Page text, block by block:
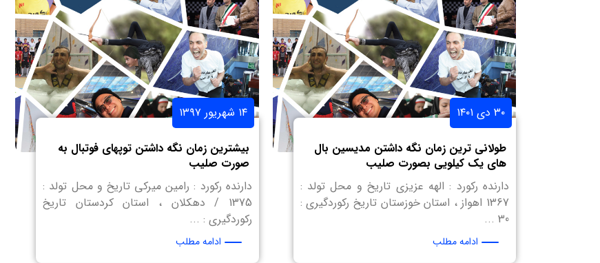
۳۰ دی ۱۴۰۱
طولانی ترین زمان نگه داشتن مدیسین بال
های یک کیلویی بصورت صلیب
دارنده رکورد : الهه عزیزی تاریخ و محل تولد :
1367 اهواز ، استان خوزستان تاریخ رکوردگیری :
30 ...
ادامه مطلب
۱۴ شهریور ۱۳۹۷
بیشترین زمان نگه داشتن توپهای فوتبال به
صورت صلیب
دارنده رکورد : رامین میرکی تاریخ و محل تولد :
1375 / دهکلان ، استان کردستان تاریخ
رکوردگیری : ...
ادامه مطلب